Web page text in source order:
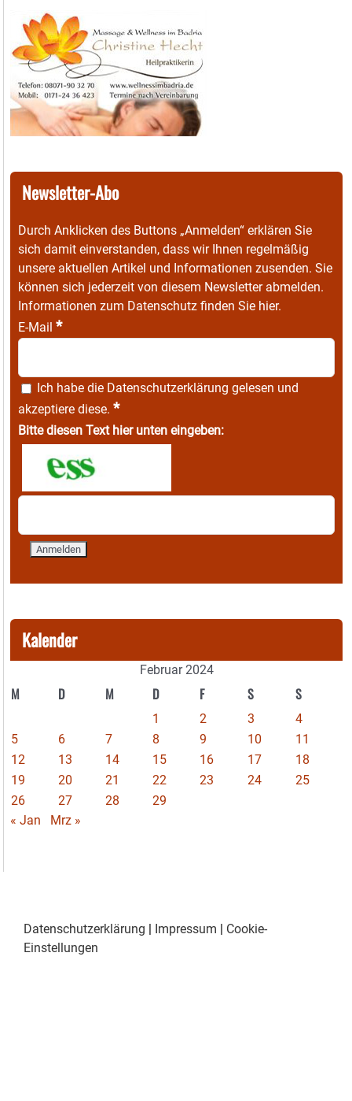
Newsletter-Abo
Durch Anklicken des Buttons „Anmelden“ erklären Sie
sich damit einverstanden, dass wir Ihnen regelmäßig
unsere aktuellen Artikel und Informationen zusenden. Sie
können sich jederzeit von diesem Newsletter abmelden.
Informationen zum Datenschutz finden Sie hier.
E-Mail *
Ich habe die Datenschutzerklärung gelesen und
akzeptiere diese. *
Bitte diesen Text hier unten eingeben:
Kalender
Februar 2024
M D M D F S S
1 2 3
4
5
6 7 8 9 10
11
12
13 14 15 16 17
18
19
20 21 22 23 24
25
26
27 28
29
« Jan
Mrz »
Datenschutzerklärung | Impressum | Cookie-
Einstellungen